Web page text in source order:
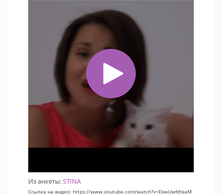
Из анкеты:STINA
Ссылка на видео: https://www.youtube.com/watch?v=EkwUwfdtkaM